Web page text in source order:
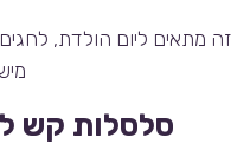
זה מתאים ליום הולדת,
סלסלות קש